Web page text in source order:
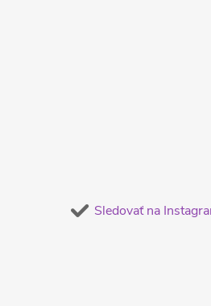
Sledovať na